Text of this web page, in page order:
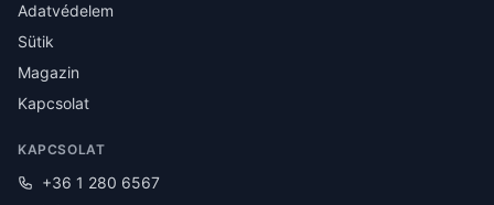
Adatvédelem
Sütik
Magazin
Kapcsolat
KAPCSOLAT
+36 1 280 6567